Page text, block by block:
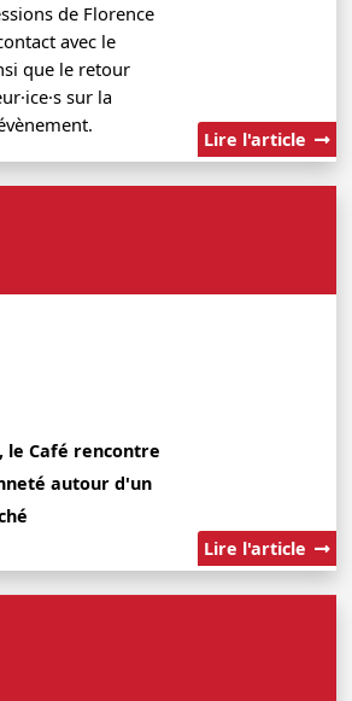
de Florence
avec le
que le retour
sur la
Lire l'article
le Café rencontre
autour d'un
Lire l'article